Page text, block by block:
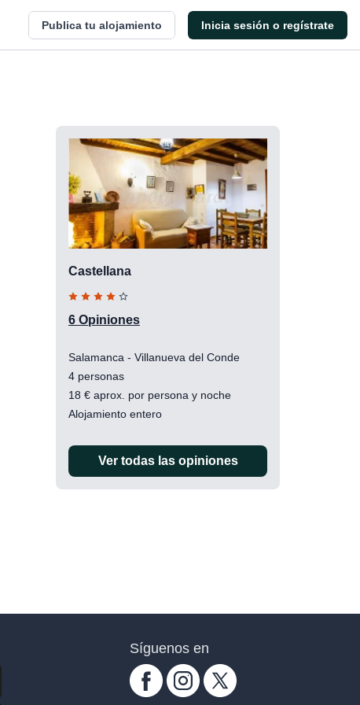
Publica tu alojamiento Inicia sesión o regístrate
Castellana
6 Opiniones
Salamanca - Villanueva del Conde
4 personas
18 € aprox. por persona y noche
Alojamiento entero
Ver todas las opiniones
Síguenos en